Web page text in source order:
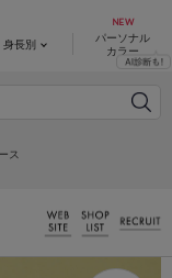
身長別
パーソナル
カラー
ス